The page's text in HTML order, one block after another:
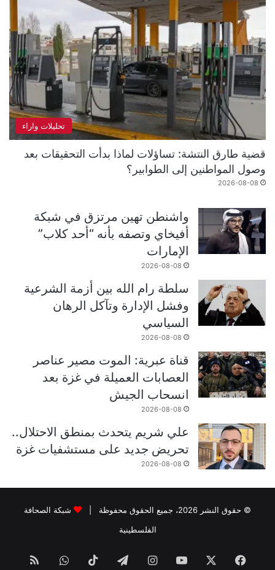
تحليلات واراء
قضية طارق النتشة: تساؤلات لماذا بدأت التحقيقات بعد
وصول المواطنين إلى الطوابير؟
2026-08-08
واشنطن تهين مرتزق في شبكة
أفيخاي وتصفه بأنه “أحد كلاب”
الإمارات
2026-08-08
سلطة رام الله بين أزمة الشرعية
وفشل الإدارة وتآكل الرهان
السياسي
2026-08-08
قناة عبرية: الموت مصير عناصر
العصابات العميلة في غزة بعد
انسحاب الجيش
2026-08-08
علي شريم يتحدث بمنطق الاحتلال..
تحريض جديد على مستشفيات غزة
2026-08-08
© حقوق النشر 2026، جميع الحقوق محفوظة |
شبكة الصحافة
الفلسطينية
فيسبوك ‫YouTubeانستقرامتيلقرام ‫TikTokواتسابملخص